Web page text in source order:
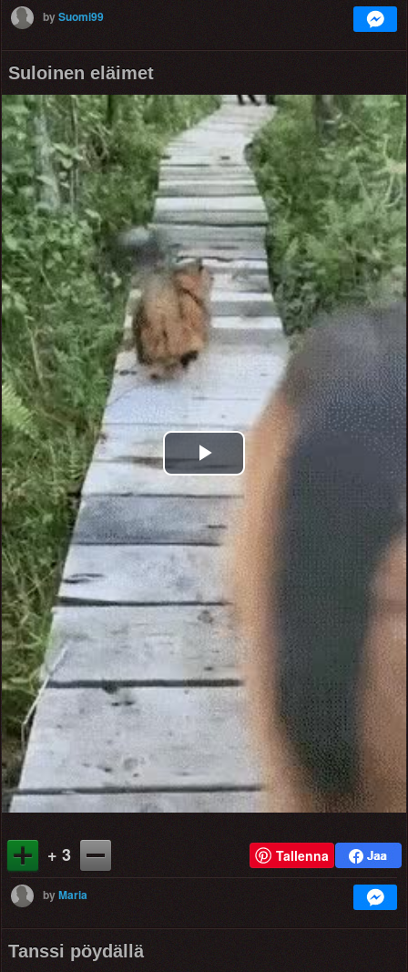
bySuomi99
Suloinen eläimet
Play
Video
+ 3 Tallenna
byMaria
Tanssi pöydällä